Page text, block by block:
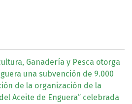
Ganadería y Pesca otorga
una subvención de 9.000
de la organización de la
Aceite de Enguera” celebrada